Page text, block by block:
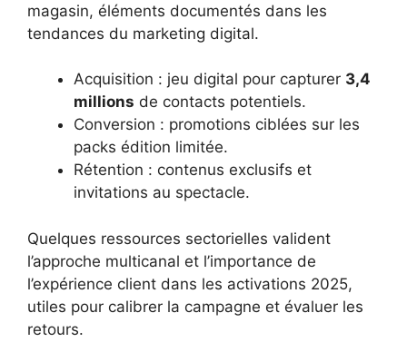
magasin, éléments documentés dans les
tendances du marketing digital.
Acquisition : jeu digital pour capturer 3,4
millions de contacts potentiels.
Conversion : promotions ciblées sur les
packs édition limitée.
Rétention : contenus exclusifs et
invitations au spectacle.
Quelques ressources sectorielles valident
l’approche multicanal et l’importance de
l’expérience client dans les activations 2025,
utiles pour calibrer la campagne et évaluer les
retours.